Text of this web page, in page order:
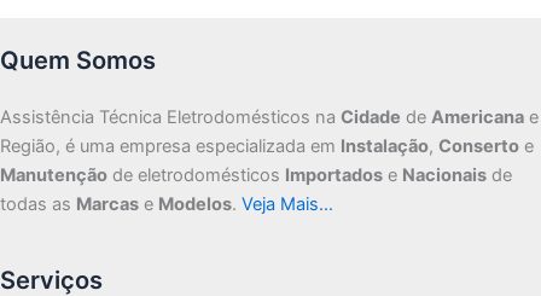
Quem Somos
Assistência Técnica Eletrodomésticos na Cidade de Americana e
Região, é uma empresa especializada em Instalação, Conserto e
Manutenção de eletrodomésticos Importados e Nacionais de
todas as Marcas e Modelos. Veja Mais…
Serviços